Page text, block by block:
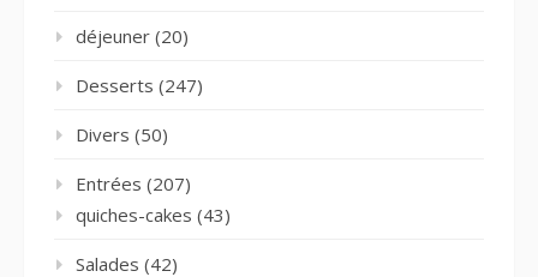
déjeuner (20)
Desserts (247)
Divers (50)
Entrées (207)
quiches-cakes (43)
Salades (42)